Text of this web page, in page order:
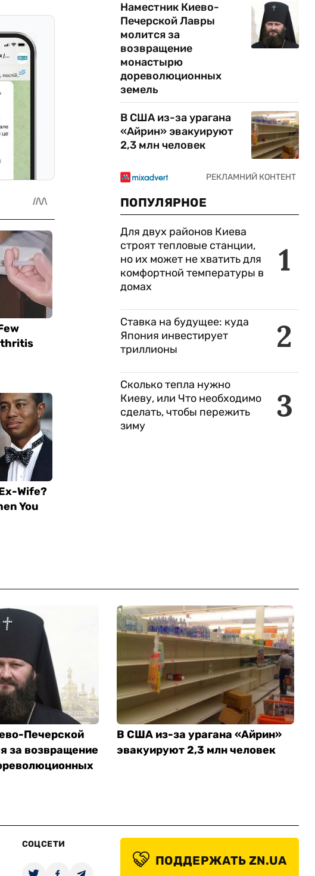
Наместник Киево-
Печерской Лавры
молится за
возвращение
монастырю
дореволюционных
земель
В США из-за урагана
«Айрин» эвакуируют
2,3 млн человек
ПОПУЛЯРНОЕ
1
Для двух районов Киева
строят тепловые станции,
но их может не хватить для
комфортной температуры в
домах
2
Ставка на будущее: куда
Япония инвестирует
триллионы
3
Сколько тепла нужно
Киеву, или Что необходимо
сделать, чтобы пережить
зиму
Печерской
за возвращение
В США из-за урагана «Айрин»
эвакуируют 2,3 млн человек
СОЦСЕТИ
ПОДДЕРЖАТЬ ZN.UA